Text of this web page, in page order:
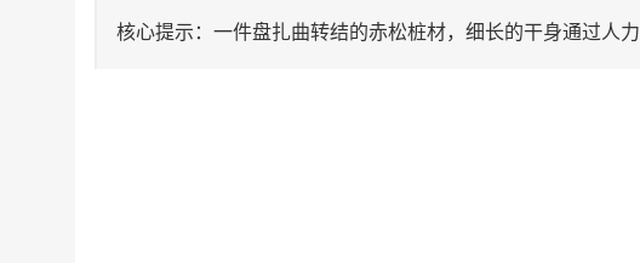
核心提示：一件盘扎曲转结的赤松桩材，细长的干身通过人